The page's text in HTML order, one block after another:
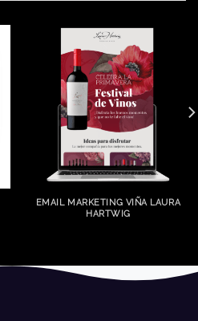
EMAIL MARKETING VIÑA LAURA
HARTWIG